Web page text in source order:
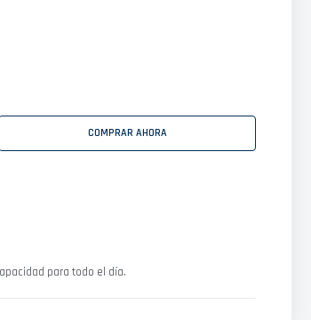
COMPRAR AHORA
para todo el día.